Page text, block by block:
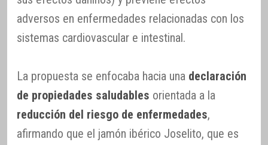
adversos en enfermedades relacionadas con los
sistemas cardiovascular e intestinal.
La propuesta se enfocaba hacia una declaración
de propiedades saludables orientada a la
reducción del riesgo de enfermedades,
afirmando que el jamón ibérico Joselito, que es